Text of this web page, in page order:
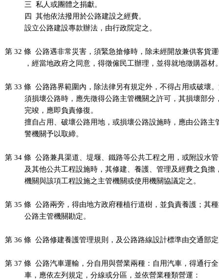
          三  私人或團體之捐獻。
          四  其他依法撥用於公路建設之經費。
          設立公路建設專款辦法，由行政院定之。
第 32 條  公路遇非常災害，須緊急搶修時，除未經開放兼供客貨
，經當地政府之同意，得徵僱民工辦理，並得就地徵購器材
第 33 條  公路路界範圍內，除法律另有規定外，不得占用或破壞
須損壞公路時，應先徵得公路主管機關之許可，其損壞部
          完竣，應即負責修復。
擅自占用、破壞公路用地，或損壞公路設施時，應由公路
          警機關予以取締。
第 34 條  公路兼具渠道、堤堰、鐵路等公共工程之用，或附設水
及其他公共工程設施時，其修建、養護、管理及經費之負
          機關與該項工程設施之主管機關或使用機關協議定之。
第 35 條  公路兩旁，得由地方政府種植行道樹，並負責養護；其
          公路主管機關勘定。
第 36 條  公路修建養護管理規則，及公路路線設計標準由交通部
第 37 條  公路汽車運輸，分自用與營業兩種：自用汽車，得通行
          車，應依左列規定，分線或分區，並依營業種類營運：